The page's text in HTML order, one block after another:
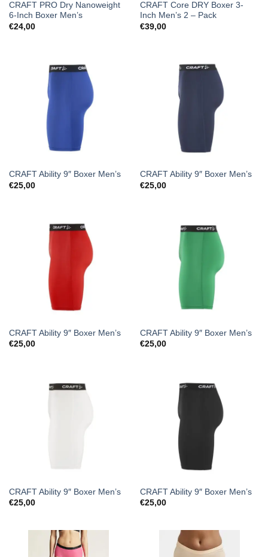
CRAFT PRO Dry Nanoweight
6-Inch Boxer Men’s
€24,00
CRAFT Core DRY Boxer 3-
Inch Men’s 2 – Pack
€39,00
CRAFT Ability 9″ Boxer Men’s
€25,00
CRAFT Ability 9″ Boxer Men’s
€25,00
CRAFT Ability 9″ Boxer Men’s
€25,00
CRAFT Ability 9″ Boxer Men’s
€25,00
CRAFT Ability 9″ Boxer Men’s
€25,00
CRAFT Ability 9″ Boxer Men’s
€25,00